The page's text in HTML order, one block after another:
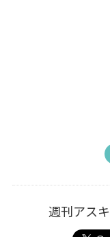
週刊アス